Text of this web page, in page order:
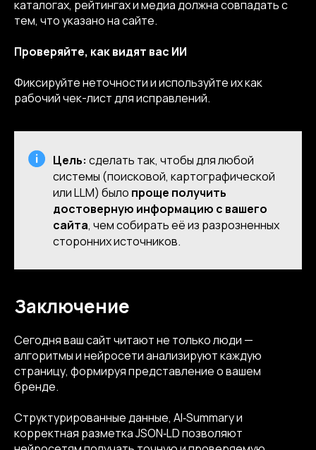
каталогах, рейтингах и медиа должна совпадать с
тем, что указано на сайте.
Проверяйте, как видят вас ИИ
Фиксируйте неточности и используйте их как
рабочий чек-лист для исправлений.
Цель: сделать так, чтобы для любой
системы (поисковой, картографической
или LLM) было проще получить
достоверную информацию с вашего
сайта, чем собирать её из разрозненных
сторонних источников.
Заключение
Сегодня ваш сайт читают не только люди —
алгоритмы и нейросети анализируют каждую
страницу, формируя представление о вашем
бренде.
Структурированные данные, AI‑Summary и
корректная разметка JSON‑LD позволяют